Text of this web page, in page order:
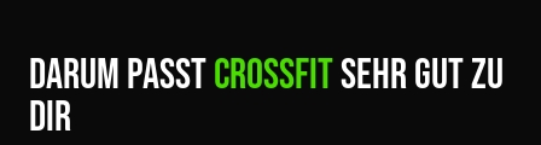
DARUM PASSTCROSSFITSEHR GUT ZU
DIR